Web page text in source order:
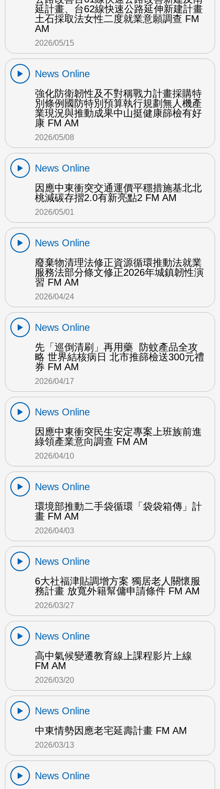
延計畫、台62線快速公路延伸新建計畫
土石採取法女性二度就業意願調查 FM
AM
2026/05/15
News Online
強化防衛韌性及不對稱戰力計畫採購特
別條例國防特別預算執行規劃無人機產
業現況與推動成果中山挺健康篩檢有好
康 FM AM
2026/05/08
News Online
因應中東衝突交通運價平穩措施基北北
桃減碳存摺2.0有新亮點2 FM AM
2026/05/01
News Online
廢棄物清理法修正資源循環推動法就業
服務法部分條文修正2026年城鎮韌性演
習 FM AM
2026/04/24
News Online
先「巡倒清刷」再用藥 防蚊產品全攻
略 世界結核病日 北市推篩檢送300元禮
券 FM AM
2026/04/17
News Online
因應中東衝突民生安定專案上班族前進
綠領產業意向調查 FM AM
2026/04/10
News Online
環境部推動二手袋循環「袋袋箱傳」計
畫 FM AM
2026/04/03
News Online
6大社福津貼調增方案 獨居老人關懷服
務計畫 放寬外籍幫傭申請條件 FM AM
2026/03/27
News Online
高中氣候變遷教育線上課程影片上線
FM AM
2026/03/20
News Online
中東情勢因應老宅延壽計畫 FM AM
2026/03/13
News Online